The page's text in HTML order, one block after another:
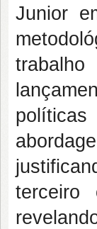
Junior
terceiro